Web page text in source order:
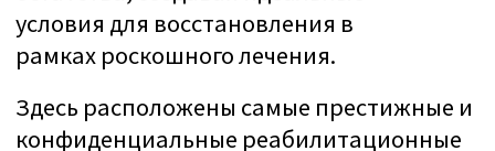
70+ проверенных клиник
Мы лично провели инспекции во всех
клиниках, чтобы убедиться, что они
соответствуют ожиданиям клиентов с